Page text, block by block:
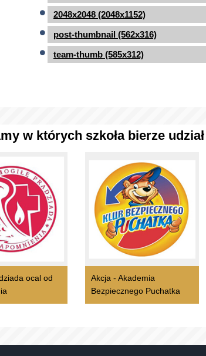
2048x2048 (2048x1152)
post-thumbnail (562x316)
team-thumb (585x312)
w których szkoła bierze udział
ocal od
Akcja - Akademia
Bezpiecznego Puchatka